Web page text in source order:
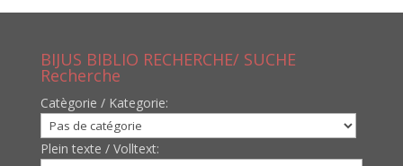
BIJUS BIBLIO RECHERCHE/ SUCHE
Recherche
Catègorie / Kategorie:
Plein texte / Volltext: